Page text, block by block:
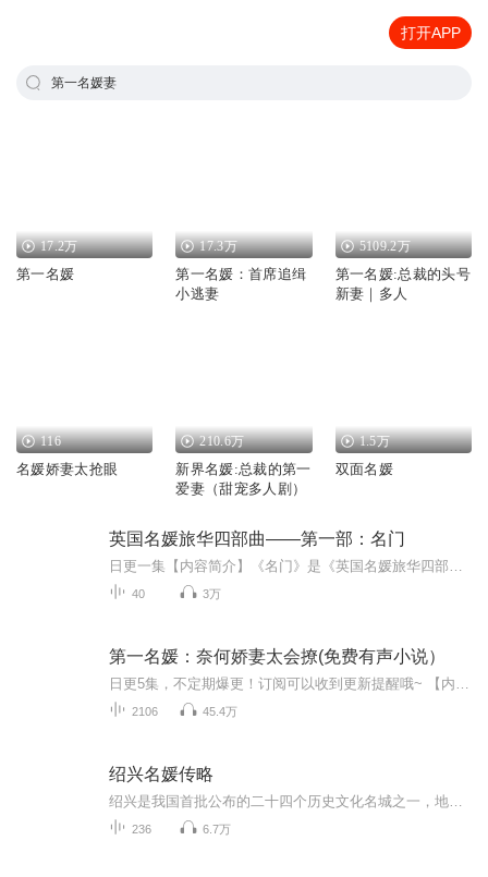
打开APP
第一名媛妻
17.2万
第一名媛
17.3万
第一名媛：首席追缉
小逃妻
5109.2万
第一名媛:总裁的头号
新妻｜多人
116
名媛娇妻太抢眼
210.6万
新界名媛:总裁的第一
爱妻（甜宠多人剧）
1.5万
双面名媛
英国名媛旅华四部曲——第一部：名门
40 3万
第一名媛：奈何娇妻太会撩(免费有声小说）
2106 45.4万
绍兴名媛传略
236 6.7万